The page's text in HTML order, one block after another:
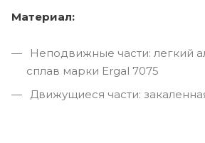
Материал:
Неподвижные части: легкий
сплав марки Ergal 7075
Движущиеся части: